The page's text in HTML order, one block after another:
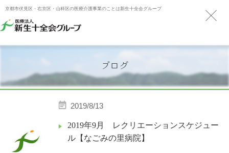
京都市伏見区・右京区・山科区の医療介護事業のことは新生十全会グループ
ブログ
2019/8/13
2019年9月 レクリエーションスケジュー
ル【なごみの里病院】